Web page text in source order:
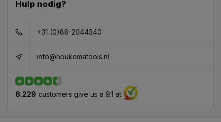
Hulp nodig?
+31 (0)88-2044340
info@houkematools.nl
8.229 customers give us a 9.1 at